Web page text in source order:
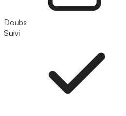
Doubs
Suivi